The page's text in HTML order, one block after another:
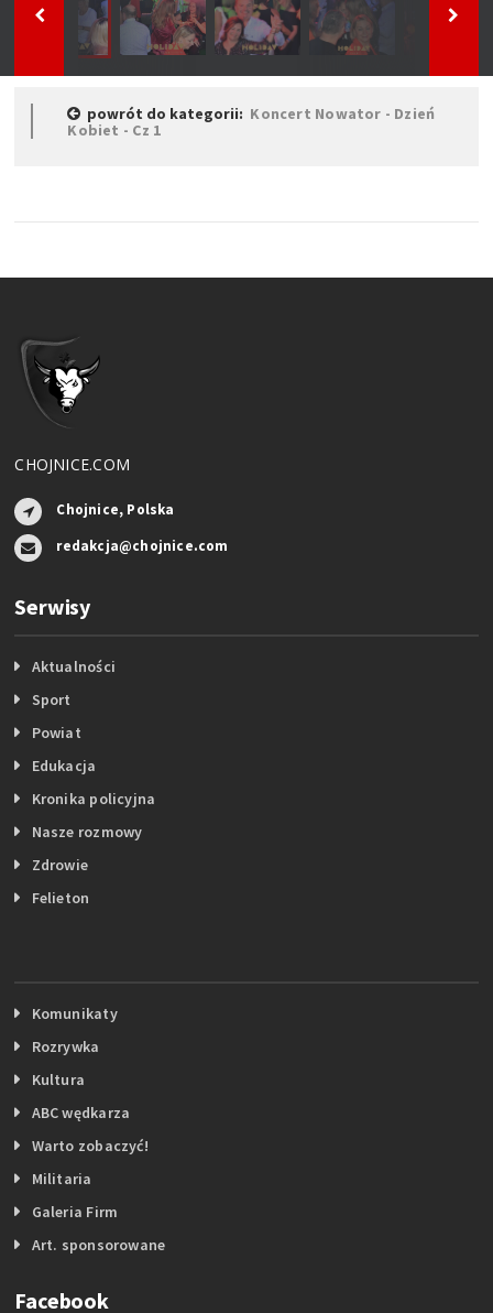
powrót do kategorii: Koncert Nowator - Dzień
Kobiet - Cz 1
CHOJNICE.COM
Chojnice, Polska
redakcja@chojnice.com
Serwisy
Aktualności
Sport
Powiat
Edukacja
Kronika policyjna
Nasze rozmowy
Zdrowie
Felieton
Komunikaty
Rozrywka
Kultura
ABC wędkarza
Warto zobaczyć!
Militaria
Galeria Firm
Art. sponsorowane
Facebook